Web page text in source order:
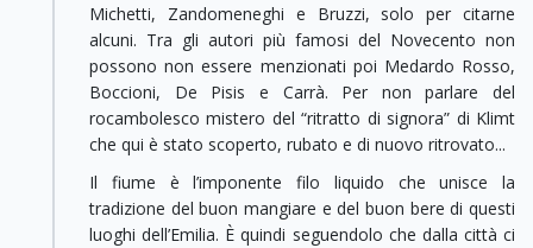
Michetti, Zandomeneghi e Bruzzi, solo per citarne
alcuni. Tra gli autori più famosi del Novecento non
possono non essere menzionati poi Medardo Rosso,
Boccioni, De Pisis e Carrà. Per non parlare del
rocambolesco mistero del “ritratto di signora” di Klimt
che qui è stato scoperto, rubato e di nuovo ritrovato...
Il fiume è l’imponente filo liquido che unisce la
tradizione del buon mangiare e del buon bere di questi
luoghi dell’Emilia. È quindi seguendolo che dalla città ci